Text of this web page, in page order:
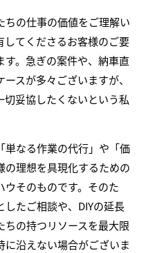
ちの仕事の価値をご理解い
してくださるお客様のご要
。急ぎの案件や、納車直
スが多々ございますが、
切妥協したくないという私
単なる作業の代行」や「価
理想を具現化するための
そのものです。そのた
たご相談や、DIYの延長
の持つリソースを最大限
沿えない場合がございま